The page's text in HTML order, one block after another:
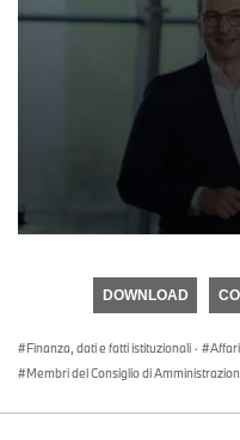
DOWNLOAD
Finanza, dati e fatti istituzionali ·
Membri del Consiglio di